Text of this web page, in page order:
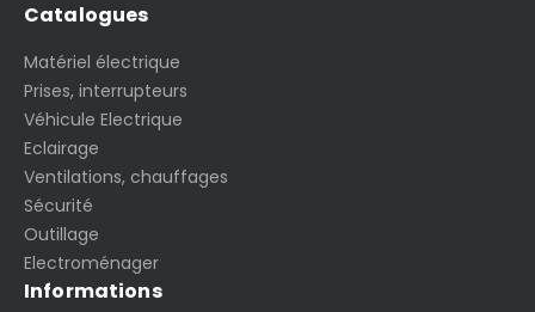
Catalogues
Matériel électrique
Prises, interrupteurs
Véhicule Electrique
Eclairage
Ventilations, chauffages
Sécurité
Outillage
Electroménager
Informations